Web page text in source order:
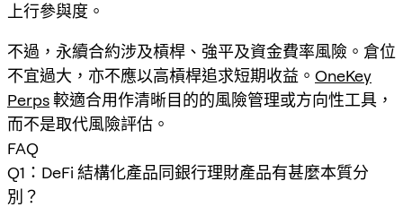
上行參與度。
不過，永續合約涉及槓桿、強平及資金費率風險。倉位
不宜過大，亦不應以高槓桿追求短期收益。 OneKey
Perps較適合用作清晰目的的風險管理或方向性工具，
而不是取代風險評估。
FAQ
Q1：DeFi 結構化產品同銀行理財產品有甚麼本質分
別？